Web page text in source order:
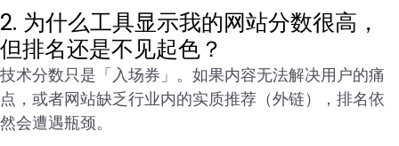
2. 为什么工具显示我的网站分数很高，
但排名还是不见起色？
技术分数只是「入场券」。如果内容无法解决用户的痛
点，或者网站缺乏行业内的实质推荐（外链），排名依
然会遭遇瓶颈。